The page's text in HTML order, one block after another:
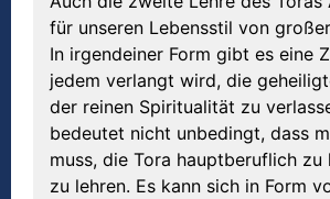
für unseren Lebensstil von
In irgendeiner Form gibt es eine
jedem verlangt wird, die
der reinen Spiritualität zu
bedeutet nicht unbedingt, dass
muss, die Tora hauptberuflich zu
zu lehren. Es kann sich in Form